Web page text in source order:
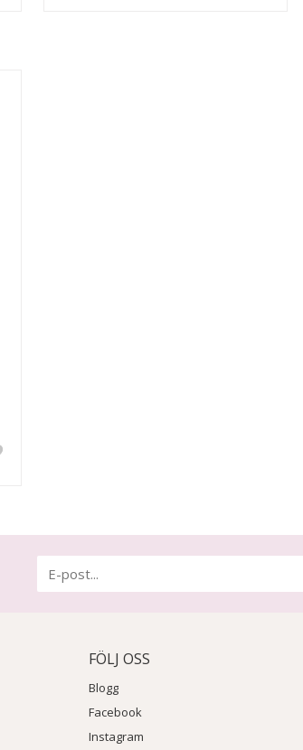
FÖLJ OSS
Blogg
Facebook
Instagram